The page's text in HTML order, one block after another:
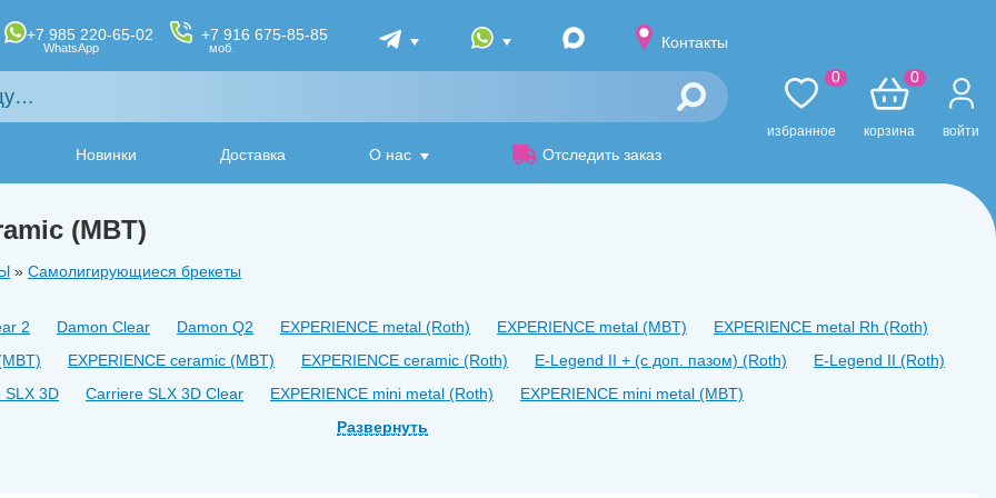
+7 985 220-65-02
WhatsApp
+7 916 675-85-85
моб. Контакты
Новинки Доставка О нас Отследить заказ
избранное
0
корзина
0
войти
(MBT)
» Самолигирующиеся брекеты
2 Damon Clear Damon Q2 EXPERIENCE metal (Roth) EXPERIENCE metal (MBT)
EXPERIENCE metal Rh (Roth)
EXPERIENCE ceramic (MBT) EXPERIENCE ceramic (Roth) E-Legend II + (с доп. пазом) (Roth)
E-Legend II (Roth)
SLX 3D Carriere SLX 3D Clear EXPERIENCE mini metal (Roth)
EXPERIENCE mini metal (MBT)
EXPERIENCE mini metal Rh (Get)
Развернуть